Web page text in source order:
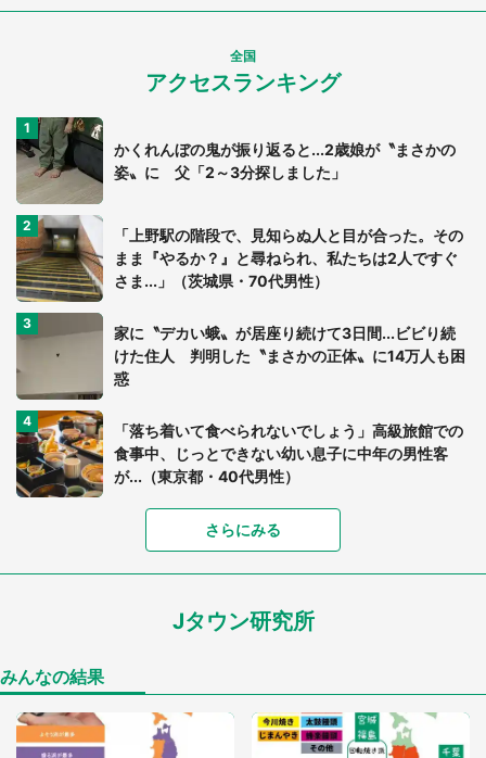
全国
アクセスランキング
かくれんぼの鬼が振り返ると...2歳娘が〝まさかの
姿〟に 父「2～3分探しました」
「上野駅の階段で、見知らぬ人と目が合った。その
まま『やるか？』と尋ねられ、私たちは2人ですぐ
さま...」（茨城県・70代男性）
家に〝デカい蛾〟が居座り続けて3日間...ビビり続
けた住人 判明した〝まさかの正体〟に14万人も困
惑
「落ち着いて食べられないでしょう」高級旅館での
食事中、じっとできない幼い息子に中年の男性客
が...（東京都・40代男性）
「富豪すぎ」1歳息子の〝店頭駄々こね〟の内容に1.
7万人驚がく 「お菓子売り場ならまだしも...」「ハ
ードル高い」
あまりにも四角すぎる猫、激写される 「これもう
「閉所恐怖症の私は新幹線で大パニック。隣席の青
年に『手を繋いで』とお願いしたら...」 体験談に
さらにみる
Jタウン研究所
みんなの結果